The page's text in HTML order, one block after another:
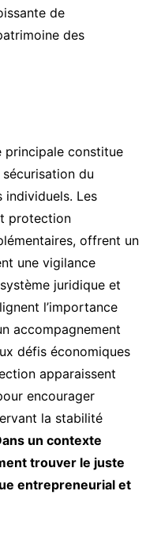
de
des
principale constitue
du
individuels. Les
protection
offrent un
une vigilance
juridique et
l’importance
accompagnement
défis économiques
apparaissent
encourager
la stabilité
un contexte
trouver le juste
entrepreneurial et